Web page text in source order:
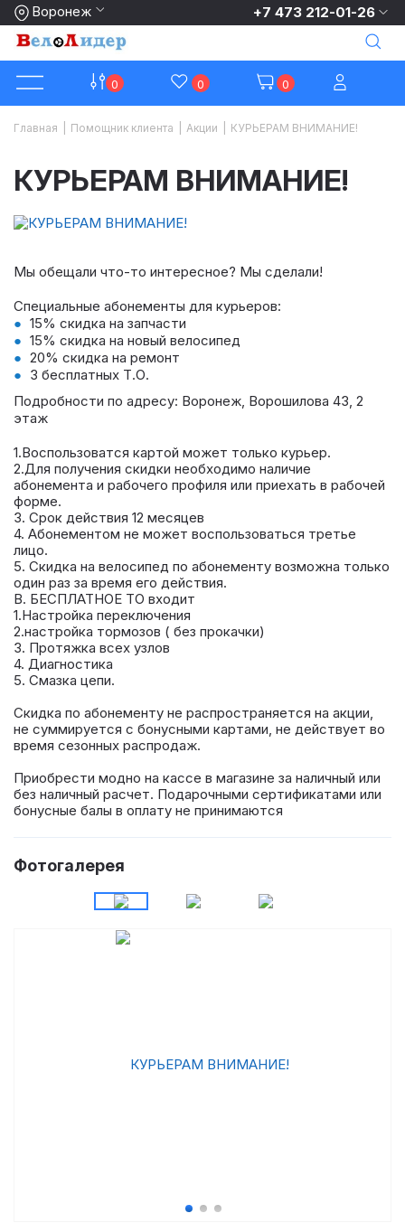
Воронеж +7 473 212-01-26
0 0 0
Главная Помощник клиента Акции КУРЬЕРАМ ВНИМАНИЕ!
КУРЬЕРАМ ВНИМАНИЕ!
Мы обещали что-то интересное? Мы сделали!
Специальные абонементы для курьеров:
15% скидка на запчасти
15% скидка на новый велосипед
20% скидка на ремонт
3 бесплатных Т.О.
Подробности по адресу: Воронеж, Ворошилова 43, 2
этаж
1.Воспользоватся картой может только курьер.
2.Для получения скидки необходимо наличие
абонемента и рабочего профиля или приехать в рабочей
форме.
3. Срок действия 12 месяцев
4. Абонементом не может воспользоваться третье
лицо.
5. Скидка на велосипед по абонементу возможна только
один раз за время его действия.
В. БЕСПЛАТНОЕ ТО входит
1.Настройка переключения
2.настройка тормозов ( без прокачки)
3. Протяжка всех узлов
4. Диагностика
5. Смазка цепи.
Скидка по абонементу не распространяется на акции,
не суммируется с бонусными картами, не действует во
время сезонных распродаж.
Приобрести модно на кассе в магазине за наличный или
без наличный расчет. Подарочными сертификатами или
бонусные балы в оплату не принимаются
Фотогалерея